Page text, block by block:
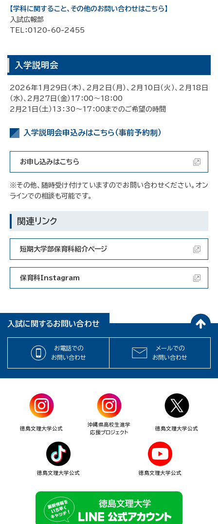
【学科に関すること、その他のお問い合わせはこちら】
入試広報部
TEL：0120-60-2455
入学説明会
2026年1月29日（木）、2月2日（月）、2月10日（火）、2月18日
（水）、2月27日（金）17：00～18：00
2月21日（土）13：30～17：00までのご希望の時間
入学説明会申込みはこちら（事前予約制）
お申し込みはこちら
※その他、随時受け付けていますのでお問い合わせください。オン
ラインでの相談も可能です。
関連リンク
短期大学部保育科紹介ページ
保育科Instagram
入試に関するお問い合わせ
お電話での
お問い合わせ
メールでの
お問い合わせ
徳島文理大学公式
沖縄県高校生進学
応援プロジェクト
徳島文理大学公式
徳島文理大学公式 徳島文理大学公式